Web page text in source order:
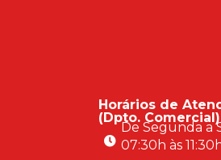
Horários de
(Dpto. Comercial)
De Segunda a
07:30h às